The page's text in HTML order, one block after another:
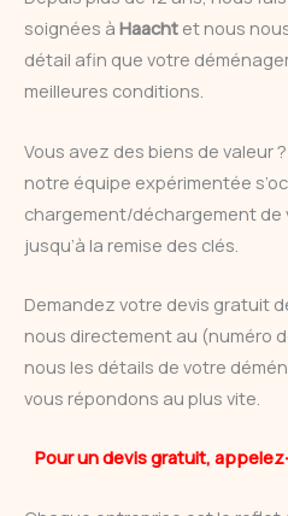
soignées à Haacht et nous
détail afin que votre
meilleures conditions.
Vous avez des biens de valeur
notre équipe expérimentée
chargement/déchargement de
jusqu’à la remise des clés.
Demandez votre devis gratuit
nous directement au (numéro
nous les détails de votre
vous répondons au plus vite.
Pour un devis gratuit,